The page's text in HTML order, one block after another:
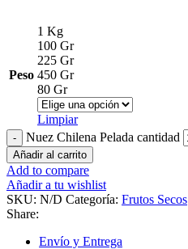
Peso
1 Kg
100 Gr
225 Gr
450 Gr
80 Gr
Limpiar
Nuez Chilena Pelada cantidad
Añadir al carrito
Add to compare
Añadir a tu wishlist
SKU: N/D Categoría: Frutos Secos
Share:
Envío y Entrega